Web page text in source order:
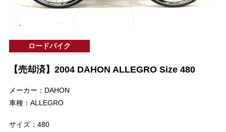
ロードバイク
【売却済】2004 DAHON ALLEGRO Size 480
メーカー：DAHON
車種：ALLEGRO
サイズ：480